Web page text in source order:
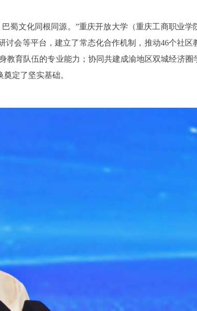
文化同根同源。”重庆开放大学（重庆工商职业学
会等平台，建立了常态化合作机制，推动46个社区
教育队伍的专业能力；协同共建成渝地区双城经济圈
定了坚实基础。